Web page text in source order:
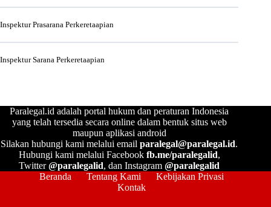
Inspektur Prasarana Perkeretaapian
Inspektur Sarana Perkeretaapian
Paralegal.id adalah portal hukum dan peraturan Indonesia
yang telah tersedia secara online dalam bentuk situs web
maupun aplikasi android
Silakan hubungi kami melalui emailparalegal@paralegal.id.
Hubungi kami melalui Facebook fb.me/paralegalid,
Twitter@paralegalid, dan Instagram@paralegalid
Beranda
Tentang Kami
Kebijakan Privasi
Kontak